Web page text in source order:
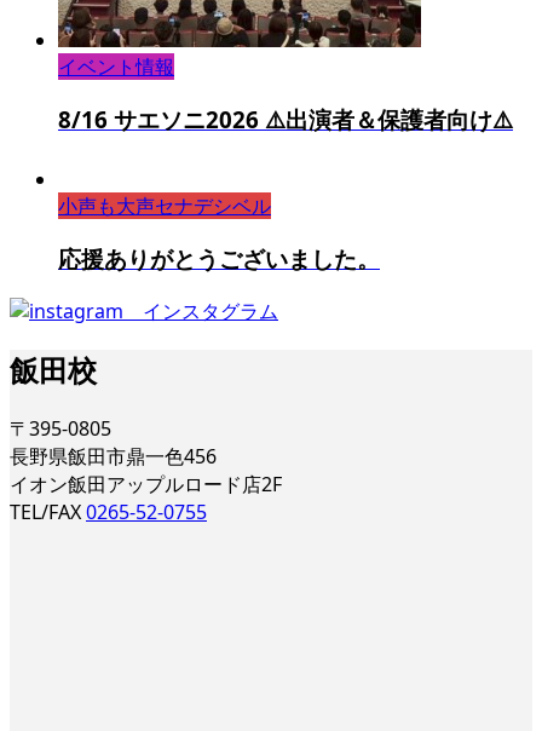
イベント情報
8/16 サエソニ2026 ⚠️出演者＆保護者向け⚠️
小声も大声セナデシベル
応援ありがとうございました。
飯田校
〒395-0805
長野県飯田市鼎一色456
イオン飯田アップルロード店2F
TEL/FAX0265-52-0755